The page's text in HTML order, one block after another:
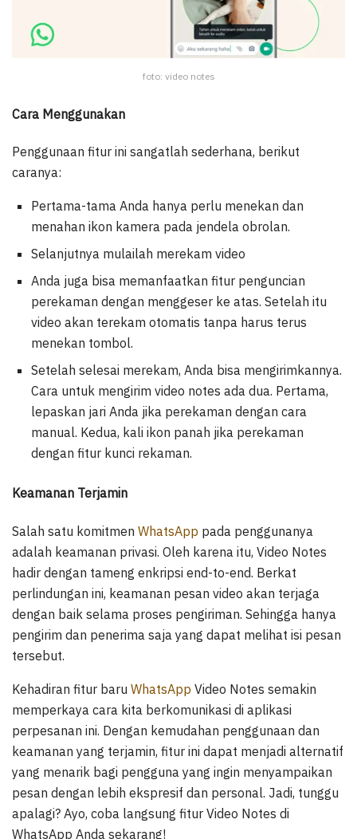
foto: video notes
Cara Menggunakan
Penggunaan fitur ini sangatlah sederhana, berikut
caranya:
Pertama-tama Anda hanya perlu menekan dan
menahan ikon kamera pada jendela obrolan.
Selanjutnya mulailah merekam video
Anda juga bisa memanfaatkan fitur penguncian
perekaman dengan menggeser ke atas. Setelah itu
video akan terekam otomatis tanpa harus terus
menekan tombol.
Setelah selesai merekam, Anda bisa mengirimkannya.
Cara untuk mengirim video notes ada dua. Pertama,
lepaskan jari Anda jika perekaman dengan cara
manual. Kedua, kali ikon panah jika perekaman
dengan fitur kunci rekaman.
Keamanan Terjamin
Salah satu komitmen WhatsApp pada penggunanya
adalah keamanan privasi. Oleh karena itu, Video Notes
hadir dengan tameng enkripsi end-to-end. Berkat
perlindungan ini, keamanan pesan video akan terjaga
dengan baik selama proses pengiriman. Sehingga hanya
pengirim dan penerima saja yang dapat melihat isi pesan
tersebut.
Kehadiran fitur baru WhatsApp Video Notes semakin
memperkaya cara kita berkomunikasi di aplikasi
perpesanan ini. Dengan kemudahan penggunaan dan
keamanan yang terjamin, fitur ini dapat menjadi alternatif
yang menarik bagi pengguna yang ingin menyampaikan
pesan dengan lebih ekspresif dan personal. Jadi, tunggu
apalagi? Ayo, coba langsung fitur Video Notes di
WhatsApp Anda sekarang!